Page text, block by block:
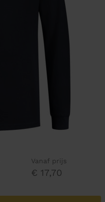
Vanaf prijs
€ 17,70